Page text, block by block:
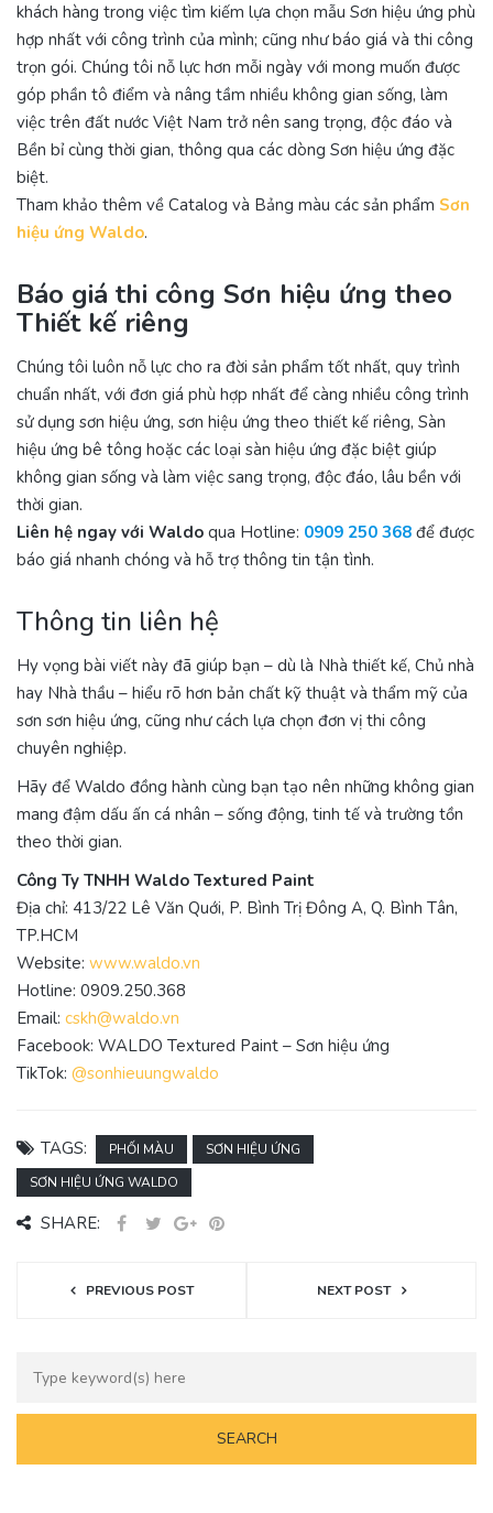
khách hàng trong việc tìm kiếm lựa chọn mẫu Sơn hiệu ứng phù
hợp nhất với công trình của mình; cũng như báo giá và thi công
trọn gói. Chúng tôi nỗ lực hơn mỗi ngày với mong muốn được
góp phần tô điểm và nâng tầm nhiều không gian sống, làm
việc trên đất nước Việt Nam trở nên sang trọng, độc đáo và
Bền bỉ cùng thời gian, thông qua các dòng Sơn hiệu ứng đặc
biệt.
Tham khảo thêm về Catalog và Bảng màu các sản phẩm Sơn
hiệu ứng Waldo.
Báo giá thi công Sơn hiệu ứng theo
Thiết kế riêng
Chúng tôi luôn nỗ lực cho ra đời sản phẩm tốt nhất, quy trình
chuẩn nhất, với đơn giá phù hợp nhất để càng nhiều công trình
sử dụng sơn hiệu ứng, sơn hiệu ứng theo thiết kế riêng, Sàn
hiệu ứng bê tông hoặc các loại sàn hiệu ứng đặc biệt giúp
không gian sống và làm việc sang trọng, độc đáo, lâu bền với
thời gian.
Liên hệ ngay với Waldo qua Hotline: 0909 250 368 để được
báo giá nhanh chóng và hỗ trợ thông tin tận tình.
Thông tin liên hệ
Hy vọng bài viết này đã giúp bạn – dù là Nhà thiết kế, Chủ nhà
hay Nhà thầu – hiểu rõ hơn bản chất kỹ thuật và thẩm mỹ của
sơn sơn hiệu ứng, cũng như cách lựa chọn đơn vị thi công
chuyên nghiệp.
Hãy để Waldo đồng hành cùng bạn tạo nên những không gian
mang đậm dấu ấn cá nhân – sống động, tinh tế và trường tồn
theo thời gian.
Công Ty TNHH Waldo Textured Paint
Địa chỉ: 413/22 Lê Văn Quới, P. Bình Trị Đông A, Q. Bình Tân,
TP.HCM
Website: www.waldo.vn
Hotline: 0909.250.368
Email: cskh@waldo.vn
Facebook: WALDO Textured Paint – Sơn hiệu ứng
TikTok: @sonhieuungwaldo
TAGS: PHỐI MÀU
SƠN HIỆU ỨNG
SƠN HIỆU ỨNG WALDO
SHARE:
PREVIOUS POST NEXT POST